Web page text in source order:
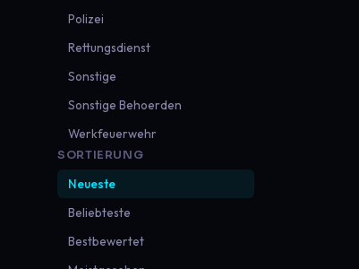
Polizei
Rettungsdienst
Sonstige
Sonstige Behoerden
Werkfeuerwehr
SORTIERUNG
Neueste
Beliebteste
Bestbewertet